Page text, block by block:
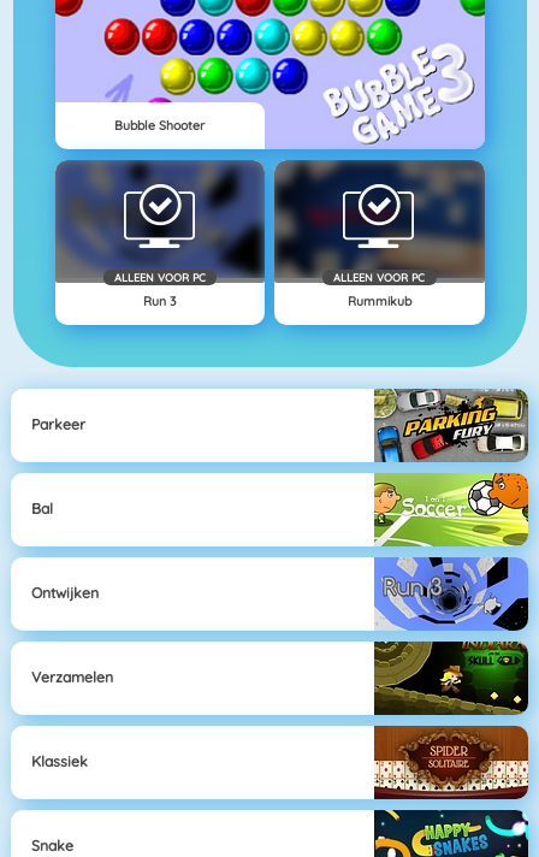
Bubble Shooter
ALLEEN VOOR PC
Run 3
ALLEEN VOOR PC
Rummikub
Parkeer
Bal
Ontwijken
Verzamelen
Klassiek
Snake